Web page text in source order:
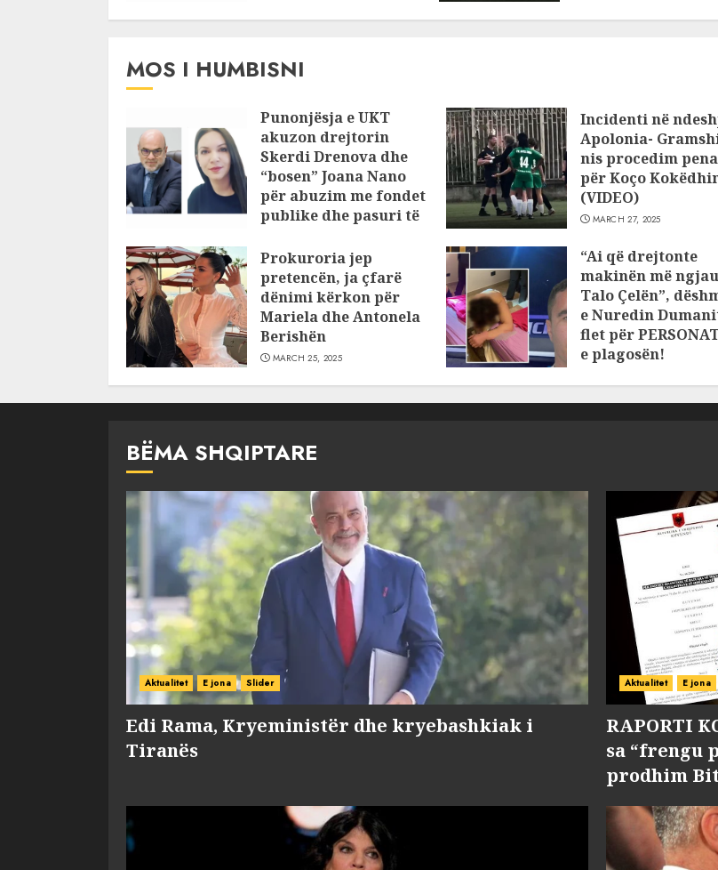
MOS I HUMBISNI
Punonjësja e UKT
akuzon drejtorin
Skerdi Drenova dhe
“bosen” Joana Nano
për abuzim me fondet
publike dhe pasuri të
JULY 24, 2025
Incidenti në
Apolonia-
nis procedim
për Koço
(VIDEO)
MARCH 27, 2025
Prokuroria jep
pretencën, ja çfarë
dënimi kërkon për
Mariela dhe Antonela
Berishën
MARCH 25, 2025
“Ai që drejtonte
makinën më
Talo Çelën”,
e Nuredin
flet për
e plagosën!
BËMA SHQIPTARE
Aktualitet E jona Slider
Edi Rama, Kryeministër dhe kryebashkiak i
Tiranës
Aktualitet E jona
RAPORTI
sa “frengu
prodhim